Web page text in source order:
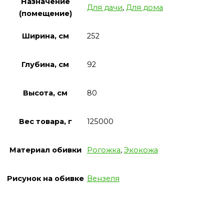
(помещение)
Для дачи, Для дома
Ширина, см 252
Глубина, см 92
Высота, см 80
Вес товара, г 125000
Материал обивки Рогожка, Экокожа
Рисунок на обивке Вензеля